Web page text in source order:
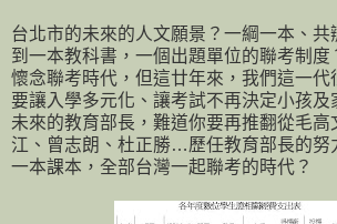
台北市的未來的人文願景？一綱一本、共
到一本教科書，一個出題單位的聯考制度
懷念聯考時代，但這廿年來，我們這一代
要讓入學多元化、讓考試不再決定小孩及
未來的教育部長，難道你要再推翻從毛高
江、曾志朗、杜正勝…歷任教育部長的努
一本課本，全部台灣一起聯考的時代？